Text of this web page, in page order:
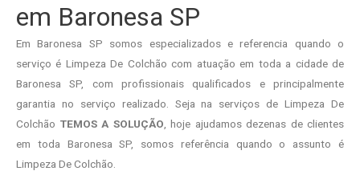
em Baronesa SP
Em Baronesa SP somos especializados e referencia quando o
serviço é Limpeza De Colchão com atuação em toda a cidade de
Baronesa SP, com profissionais qualificados e principalmente
garantia no serviço realizado. Seja na serviços de Limpeza De
Colchão TEMOS A SOLUÇÃO , hoje ajudamos dezenas de clientes
em toda Baronesa SP, somos referência quando o assunto é
Limpeza De Colchão.